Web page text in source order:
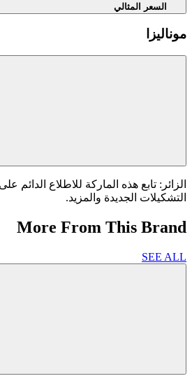
السعر المثالي
موناليزا
الزائر: تابع هذه الماركة للاطلاع الدائم
التشكيلات الجديدة والمزيد.
More From This Brand
SEE ALL